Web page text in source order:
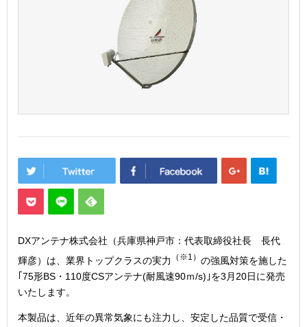
DXアンテナ株式会社（兵庫県神戸市：代表取締役社長 長代
輝彦）は、業界トップクラスの実力
（※1） の強風対策を施した
｢75形BS・110度CSアンテナ(耐風速90ｍ/s)｣を3月20日に発売
いたします。
本製品は、近年の異常気象にも注力し、安定した品質で受信・